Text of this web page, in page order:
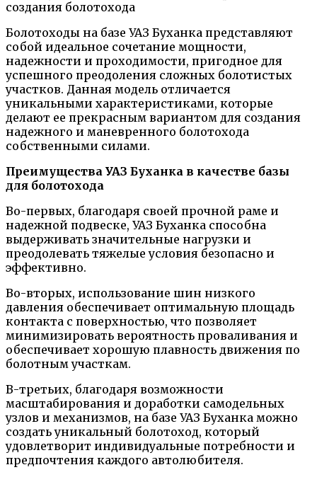
Болотоходы на базе УАЗ Буханка представляют
собой идеальное сочетание мощности,
надежности и проходимости, пригодное для
успешного преодоления сложных болотистых
участков. Данная модель отличается
уникальными характеристиками, которые
делают ее прекрасным вариантом для создания
надежного и маневренного болотохода
собственными силами.
Преимущества УАЗ Буханка в качестве базы
для болотохода
Во-первых, благодаря своей прочной раме и
надежной подвеске, УАЗ Буханка способна
выдерживать значительные нагрузки и
преодолевать тяжелые условия безопасно и
эффективно.
Во-вторых, использование шин низкого
давления обеспечивает оптимальную площадь
контакта с поверхностью, что позволяет
минимизировать вероятность проваливания и
обеспечивает хорошую плавность движения по
болотным участкам.
В-третьих, благодаря возможности
масштабирования и доработки самодельных
узлов и механизмов, на базе УАЗ Буханка можно
создать уникальный болотоход, который
удовлетворит индивидуальные потребности и
предпочтения каждого автолюбителя.